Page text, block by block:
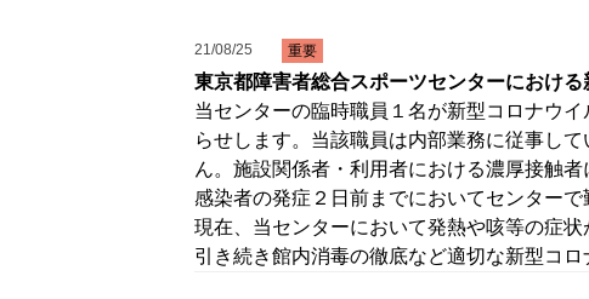
21/08/25 重要
東京都障害者総合スポーツセンターにおけ
当センターの臨時職員１名が新型コロナウ
らせします。当該職員は内部業務に従事し
ん。施設関係者・利用者における濃厚接触
感染者の発症２日前までにおいてセンター
現在、当センターにおいて発熱や咳等の症
引き続き館内消毒の徹底など適切な新型コ